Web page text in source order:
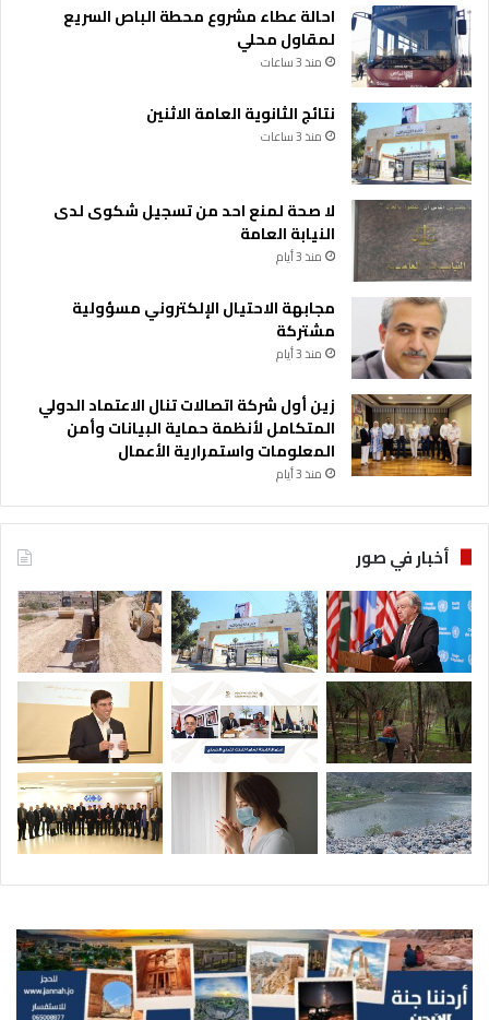
س
ي
ط
ا
ل
إ
ج
ر
ا
ء
ا
ت
احالة عطاء مشروع محطة الباص السريع
لمقاول محلي
منذ 3 ساعات
نتائج الثانوية العامة الاثنين
منذ 3 ساعات
لا صحة لمنع احد من تسجيل شكوى لدى
النيابة العامة
منذ 3 أيام
مجابهة الاحتيال الإلكتروني مسؤولية
مشتركة
منذ 3 أيام
زين أول شركة اتصالات تنال الاعتماد الدولي
المتكامل لأنظمة حماية البيانات وأمن
المعلومات واستمرارية الأعمال
منذ 3 أيام
أخبار في صور